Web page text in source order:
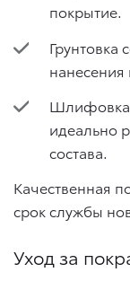
покрытие.
Грунтовка
нанесения
Шлифовка
идеально
состава.
Качественная
срок службы
Уход за